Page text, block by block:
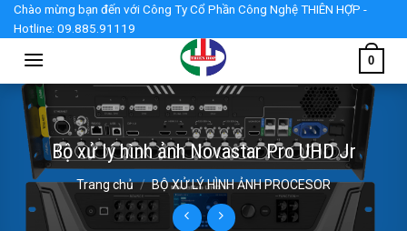
Skip
content
Chào mừng bạn đến với Công Ty Cổ Phần Công Nghệ THIÊN HỢP -
Hotline: 09.885.91119
0
Bộ xử lý hình ảnh Novastar Pro UHD Jr
Trang chủ / BỘ XỬ LÝ HÌNH ẢNH PROCESOR